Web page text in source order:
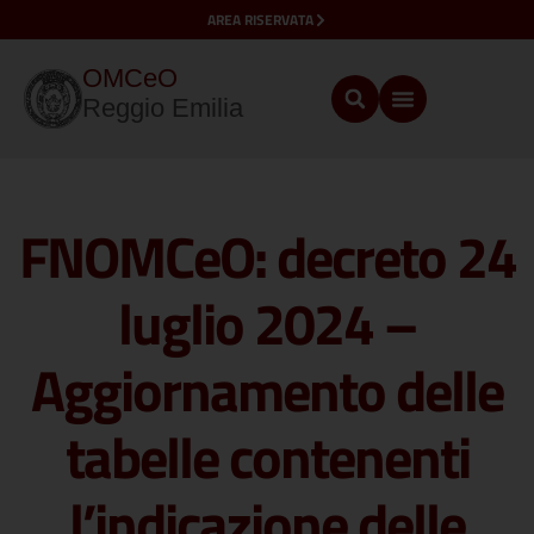
AREA RISERVATA
OMCeO
Reggio Emilia
FNOMCeO: decreto 24
luglio 2024 –
Aggiornamento delle
tabelle contenenti